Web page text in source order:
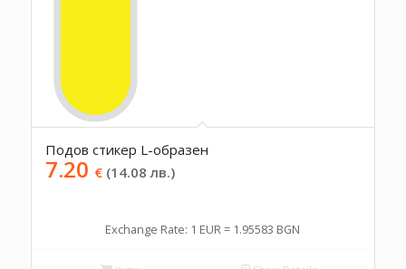
Подов стикер L-образен
7.20 €(14.08 лв.)
Exchange Rate: 1 EUR = 1.95583 BGN